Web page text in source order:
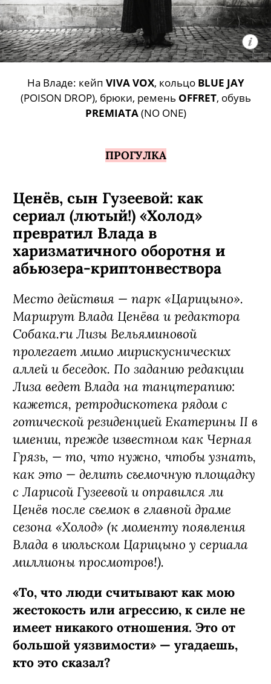
На Владе: кейп VIVA VOX, кольцо BLUE JAY
(POISON DROP), брюки, ремень OFFRET, обувь
PREMIATA(NO ONE)
ПРОГУЛКА
Ценёв, сын Гузеевой: как
сериал (лютый!) «Холод»
превратил Влада в
харизматичного оборотня и
абьюзера-криптонвествора
Место действия — парк «Царицыно».
Маршрут Влада Ценёва и редактора
Собака.ru Лизы Вельяминовой
пролегает мимо мирискуснических
аллей и беседок. По заданию редакции
Лиза ведет Влада на танцтерапию:
кажется, ретродискотека рядом с
готической резиденцией Екатерины II в
имении, прежде известном как Черная
Грязь, — то, что нужно, чтобы узнать,
как это — делить съемочную площадку
с Ларисой Гузеевой и оправился ли
Ценёв после съемок в главной драме
сезона «Холод» (к моменту появления
Влада в июльском Царицыно у сериала
миллионы просмотров!).
«То, что люди считывают как мою
жестокость или агрессию, к силе не
имеет никакого отношения. Это от
большой уязвимости» — угадаешь,
кто это сказал?